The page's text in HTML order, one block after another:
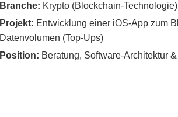
Branche: Krypto (Blockchain-Technologie)
Projekt: Entwicklung einer iOS-App zum
Datenvolumen (Top-Ups)
Position: Beratung, Software-Architektur